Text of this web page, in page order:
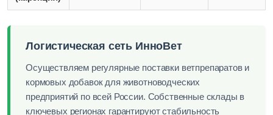
Логистическая сеть ИнноВет
Осуществляем регулярные поставки ветпрепаратов и
кормовых добавок для животноводческих
предприятий по всей России. Собственные склады в
ключевых регионах гарантируют стабильность